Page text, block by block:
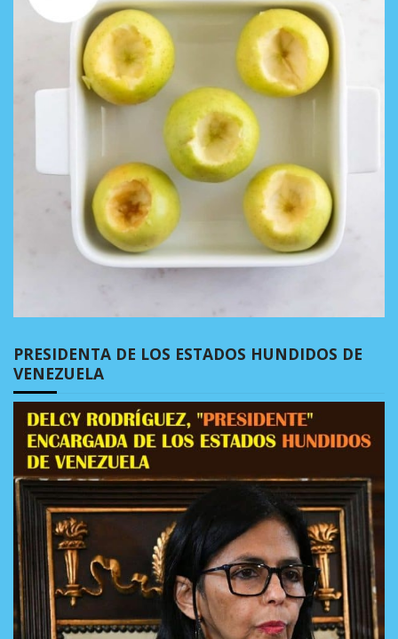
PRESIDENTA DE LOS ESTADOS HUNDIDOS DE
VENEZUELA